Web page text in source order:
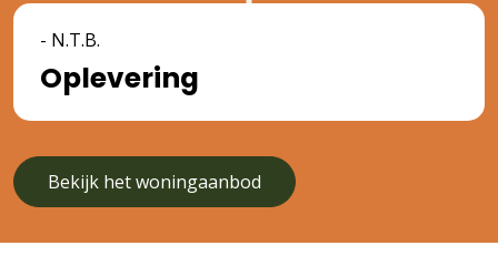
- N.T.B.
Oplevering
Bekijk het woningaanbod